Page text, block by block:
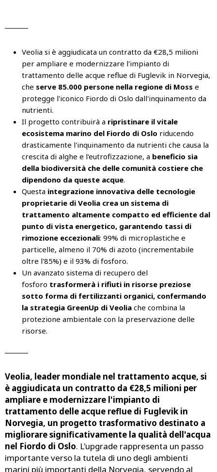
Veolia si è aggiudicata un contratto da €28,5 milioni
per ampliare e modernizzare l'impianto di
trattamento delle acque reflue di Fuglevik in Norvegia,
che serve 85.000 persone nella regione di Moss e
protegge l'iconico Fiordo di Oslo dall'inquinamento da
nutrienti.
Il progetto contribuirà a ripristinare il vitale
ecosistema marino del Fiordo di Oslo riducendo
drasticamente l'inquinamento da nutrienti che causa la
crescita di alghe e l'eutrofizzazione, a beneficio sia
della biodiversità che delle comunità costiere che
dipendono da queste acque.
Questa integrazione innovativa delle tecnologie
proprietarie di Veolia crea un sistema di
trattamento altamente compatto ed efficiente dal
punto di vista energetico, garantendo tassi di
rimozione eccezionali: 99% di microplastiche e
particelle, almeno il 70% di azoto (incrementabile
oltre l'85%) e il 93% di fosforo.
Un avanzato sistema di recupero del
fosforo trasformerà i rifiuti in risorse preziose
sotto forma di fertilizzanti organici, confermando
la strategia GreenUp di Veolia che combina la
protezione ambientale con la preservazione delle
risorse.
Veolia, leader mondiale nel trattamento acque, si
è aggiudicata un contratto da €28,5 milioni per
ampliare e modernizzare l'impianto di
trattamento delle acque reflue di Fuglevik in
Norvegia, un progetto trasformativo destinato a
migliorare significativamente la qualità dell'acqua
nel Fiordo di Oslo. L'upgrade rappresenta un passo
importante verso la tutela di uno degli ambienti
marini più importanti della Norvegia, servendo al